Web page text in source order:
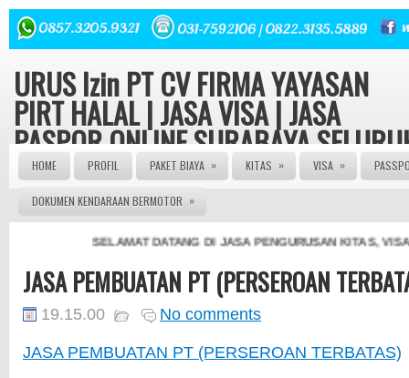
URUS Izin PT CV FIRMA YAYASAN
PIRT HALAL | JASA VISA | JASA
PASPOR ONLINE SURABAYA
INDONESIA
Konsultasi hukum dan Perizinan Gratis | Urus Izin PT CV
JASA PASPOR RUSAK | JASA PEMBUATAN PASPOR |
PASPOR | AGEN VISA | JASA VISA ONLINE | JASA
ONLINE | JASA KITAS ONLINE | JASA PEMBUATAN
JASA PEMBUATAN PASPOR | JASA PEMBUATAN VISA
ONLINE | JASA PENGURUSNA SIM | JASA PEMBUATAN
HOME PROFIL PAKET BIAYA » KITAS » VISA »
DOKUMEN KENDARAAN BERMOTOR »
SELAMAT DATANG DI JASA PENGURUSAN KITAS, VISA
JASA PEMBUATAN PT (PERSEROAN
19.15.00
No comments
JASA PEMBUATAN PT (PERSEROAN TERBATAS)